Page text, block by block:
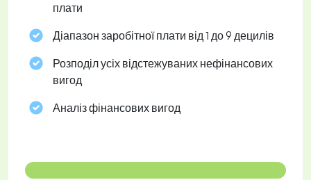
плати
Діапазон заробітної плати від 1 до 9 децилів
Розподіл усіх відстежуваних нефінансових
вигод
Аналіз фінансових вигод